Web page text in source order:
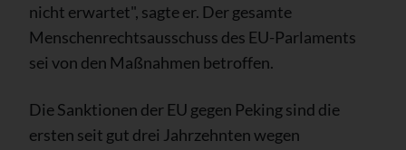
nicht erwartet", sagte er. Der gesamte
Menschenrechtsausschuss des EU-Parlaments
sei von den Maßnahmen betroffen.
Die Sanktionen der EU gegen Peking sind die
ersten seit gut drei Jahrzehnten wegen